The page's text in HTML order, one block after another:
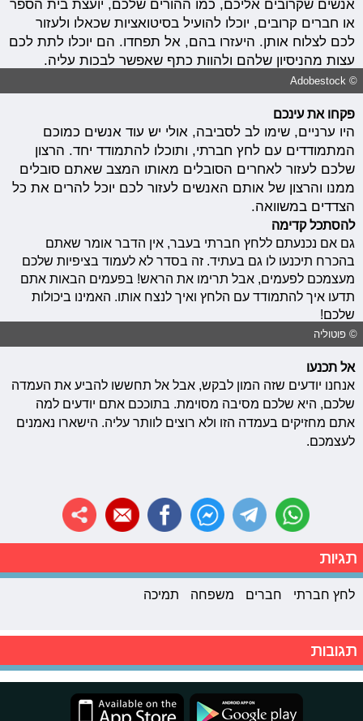
אנשים שקרובים אליכם, כמו ההורים שלכם, יועצת בית הספר
או חברים קרובים, יוכלו להועיל בסיטואציות שכאלו ולעזור
לכם לצלוח אותן. היעזרו בהם, אל תפחדו. הם יוכלו לתת לכם
עצות מהניסיון שלהם ולהוות כתף שאפשר לבכות עליה.
© Adobestock
פקחו את עינכם
היו ערניים, שימו לב לסביבה, אולי יש עוד אנשים כמוכם
המתמודדים עם לחץ חברתי, ותוכלו להתמודד יחד. הרצון
שלכם לעזור לאחרים הסובלים מאותו המצב שאתם סובלים
ממנו והרצון של אותם האנשים לעזור לכם יוכל להרים את כל
הצדדים במשוואה.
להסתכל קדימה
גם אם נכנעתם ללחץ חברתי בעבר, אין הדבר אומר שאתם
בהכרח תיכנעו לו גם בעתיד. זה בסדר לא לעמוד בציפיות שלכם
מעצמכם לפעמים, אבל תרימו את הראש! בפעמים הבאות אתם
תדעו איך להתמודד עם הלחץ ואיך לנצח אותו. האמינו ביכולות
שלכם!
© פוטוליה
אל תכנעו
אנחנו יודעים שזה המון לבקש, אבל אל תחששו להביע את העמדה
שלכם, היא שלכם מסיבה מסוימת. בתוככם אתם יודעים למה
אתם מחזיקים בעמדה הזו ולא רוצים לוותר עליה. הישארו נאמנים
לעצמכם.
תגיות
לחץ חברתי חברים משפחה תמיכה
תגובות